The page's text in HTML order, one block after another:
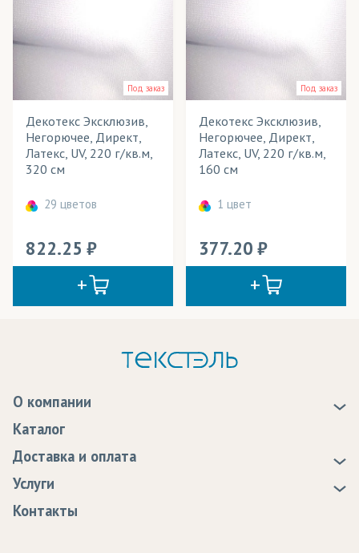
Под заказ
Декотекс Эксклюзив,
Негорючее, Директ,
Латекс, UV, 220 г/кв.м,
320 см
29 цветов
822.25
Под заказ
Декотекс Эксклюзив,
Негорючее, Директ,
Латекс, UV, 220 г/кв.м,
160 см
1 цвет
377.20
О компании
Статьи
Программа лояльности
Сертификаты качества
Каталог
Доставка и оплата
Доставка
Оплата
Услуги
Образцы
Контакты